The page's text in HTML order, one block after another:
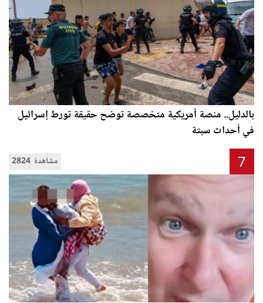
بالدليل.. منصة أمريكية متخصصة توضح حقيقة تورط إسرائيل
في أحداث سبتة
2824 مشاهدة 7